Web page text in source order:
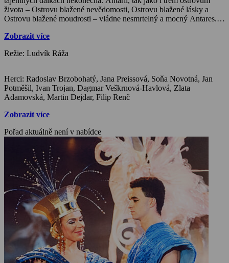
života – Ostrovu blažené nevědomosti, Ostrovu blažené lásky a
Ostrovu blažené moudrosti – vládne nesmrtelný a mocný Antares.
život i lásku, a proto se rozhodne vydat na ostrovy života. Otec jej
mladičký Antar jeho prosby a varování nevyslyší.
Zobrazit více
Režie: Ludvík Ráža
Herci: Radoslav Brzobohatý, Jana Preissová, Soňa Novotná, Jan
Potměšil, Ivan Trojan, Dagmar Veškrnová-Havlová, Zlata
Adamovská, Martin Dejdar, Filip Renč
Zobrazit více
Pořad aktuálně není v nabídce